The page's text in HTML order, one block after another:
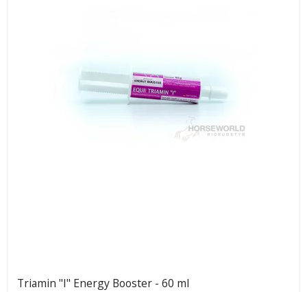
Triamin "I" Energy Booster - 60 ml